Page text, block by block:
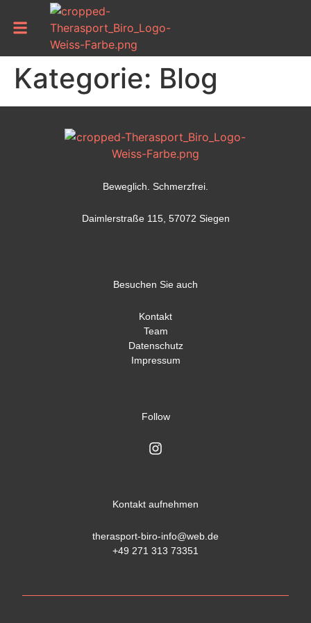
Kategorie: Blog
Beweglich. Schmerzfrei.
Daimlerstraße 115, 57072 Siegen
Besuchen Sie auch
Kontakt
Team
Datenschutz
Impressum
Follow
Kontakt aufnehmen
therasport-biro-info@web.de
+49 271 313 73351